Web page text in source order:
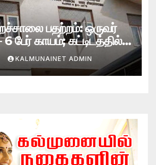
பதற்றம்: ஒருவர்
– 6 பேர் காயம்; கட்டிடத்தில்
KALMUNAINET ADMIN